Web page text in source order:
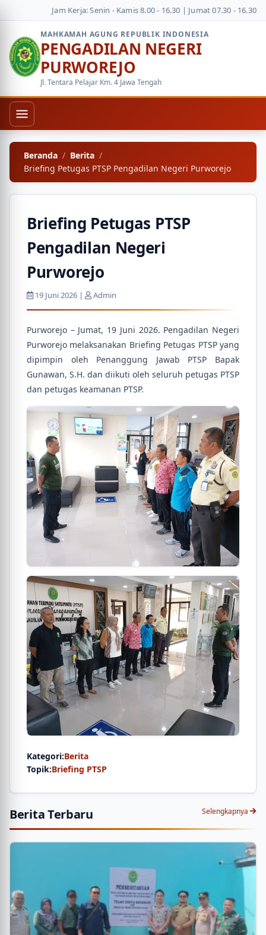
Jam Kerja: Senin - Kamis 8.00 - 16.30 | Jumat 07.30 - 16.30
MAHKAMAH AGUNG REPUBLIK INDONESIA
PENGADILAN NEGERI
PURWOREJO
Jl. Tentara Pelajar Km. 4 Jawa Tengah
Beranda
Berita
Briefing Petugas PTSP Pengadilan Negeri Purworejo
Briefing Petugas PTSP
Pengadilan Negeri
Purworejo
19 Juni 2026 | Admin
Purworejo – Jumat, 19 Juni 2026. Pengadilan Negeri
Purworejo melaksanakan Briefing Petugas PTSP yang
dipimpin oleh Penanggung Jawab PTSP Bapak
Gunawan, S.H. dan diikuti oleh seluruh petugas PTSP
dan petugas keamanan PTSP.
Kategori:Berita
Topik:Briefing PTSP
Berita Terbaru Selengkapnya